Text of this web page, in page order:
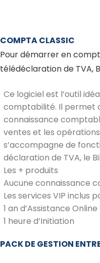
COMPTA CLASSIC
Pour démarrer en
télédéclaration de TVA,
Ce logiciel est l’outil
comptabilité. Il permet
connaissance
ventes et les
s’accompagne de
déclaration de TVA, le
Les + produits
Aucune connaissance
Les services VIP inclus
1 an d’Assistance Online
1 heure d’Initiation
PACK DE GESTION